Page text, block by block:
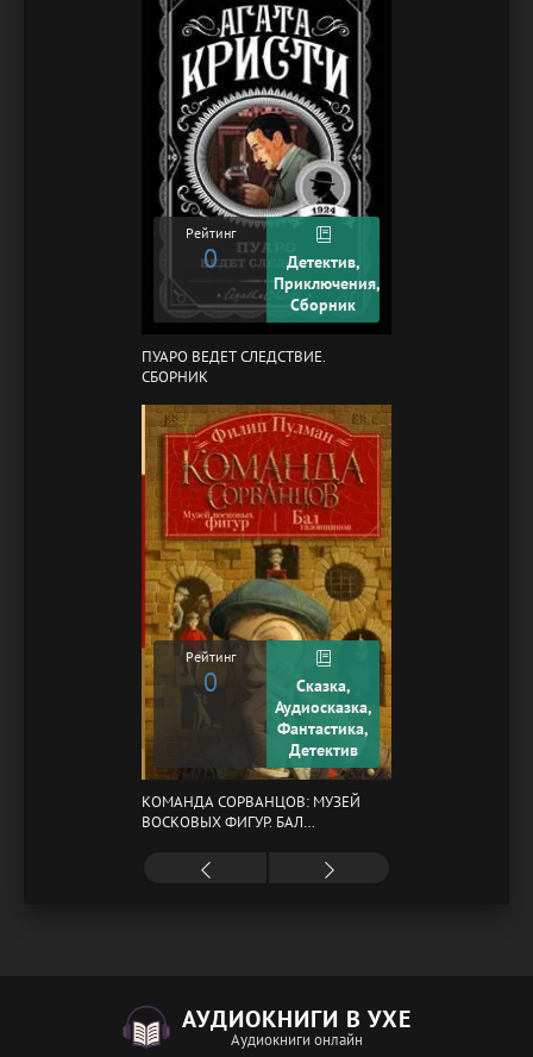
Рейтинг
0
Детектив,
Приключения,
Сборник
ПУАРО ВЕДЕТ СЛЕДСТВИЕ.
СБОРНИК
Рейтинг
0
Сказка,
Аудиосказка,
Фантастика,
Детектив
КОМАНДА СОРВАНЦОВ: МУЗЕЙ
ВОСКОВЫХ ФИГУР. БАЛ
АУДИОКНИГИ В УХЕ
Аудиокниги онлайн